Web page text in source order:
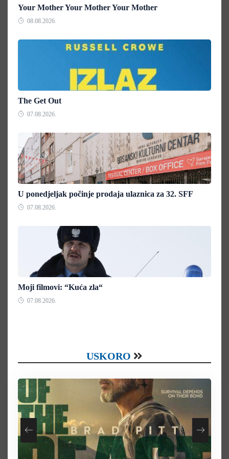
Your Mother Your Mother Your Mother
08.08.2026.
The Get Out
07.08.2026.
U ponedjeljak počinje prodaja ulaznica za 32. SFF
07.08.2026.
Moji filmovi: “Kuća zla“
07.08.2026.
USKORO